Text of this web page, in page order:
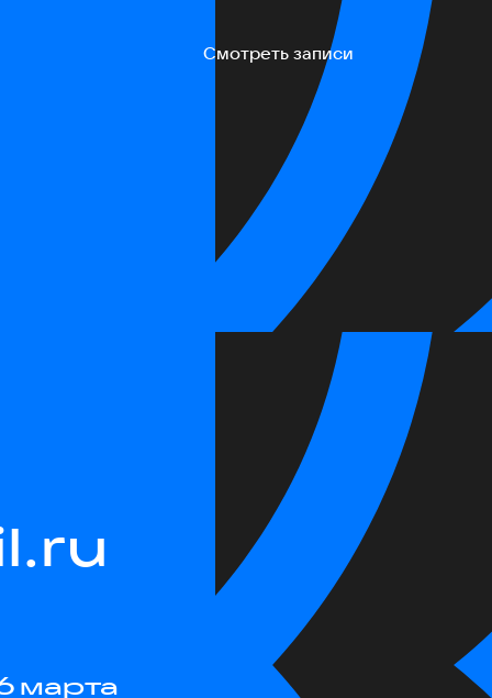
Смотреть записи
марта